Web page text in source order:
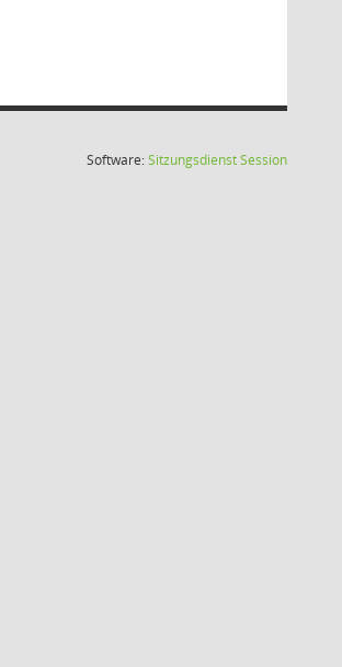
Software:SitzungsdienstSession(Wird in